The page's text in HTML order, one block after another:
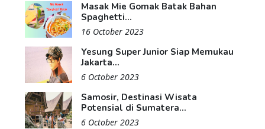
Masak Mie Gomak Batak Bahan
Spaghetti...
16 October 2023
Yesung Super Junior Siap Memukau
Jakarta...
6 October 2023
Samosir, Destinasi Wisata
Potensial di Sumatera...
6 October 2023